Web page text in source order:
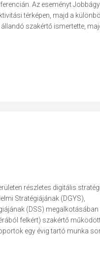
Az eseményt Jobbágy
térképen, majd a
szakértő ismertette,
részletes digitális
Stratégiájának (DGYS),
(DSS) megalkotásában
felkért) szakértő
egy évig tartó munka